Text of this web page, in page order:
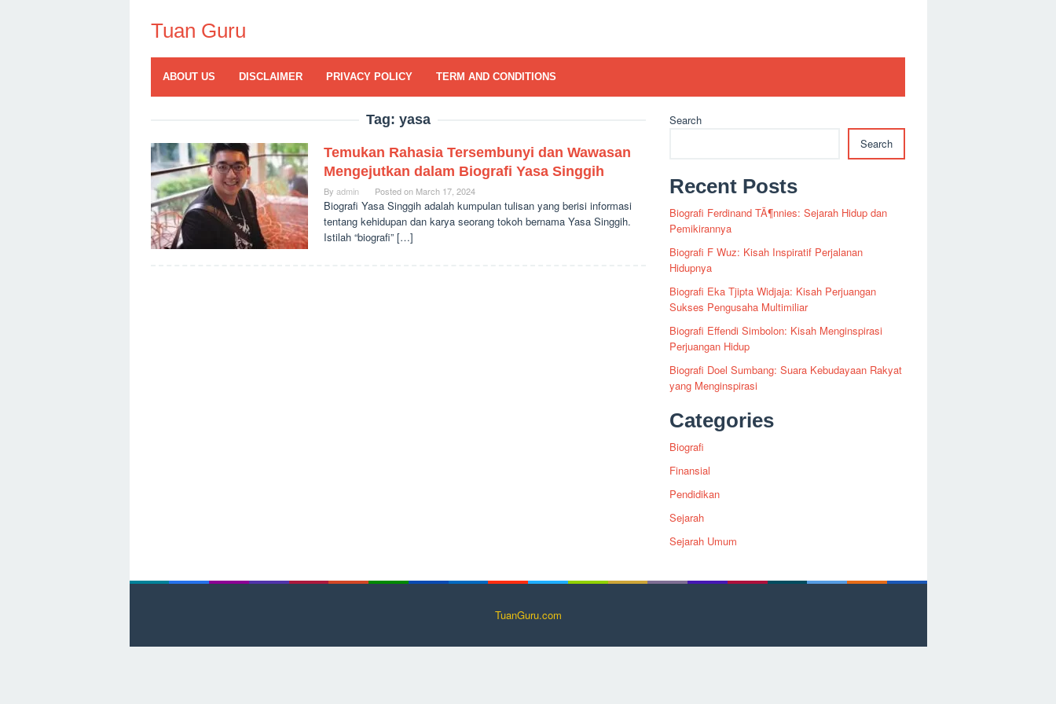
contentTuan Guru
ABOUT US DISCLAIMER PRIVACY POLICY TERM AND CONDITIONS
Tag: yasa
Temukan Rahasia Tersembunyi dan Wawasan
Mengejutkan dalam Biografi Yasa Singgih
By admin Posted on March 17, 2024
Biografi Yasa Singgih adalah kumpulan tulisan yang berisi informasi
tentang kehidupan dan karya seorang tokoh bernama Yasa Singgih.
Istilah “biografi” […]
Search
Search
Recent Posts
Biografi Ferdinand TÃ¶nnies: Sejarah Hidup dan
Pemikirannya
Biografi F Wuz: Kisah Inspiratif Perjalanan
Hidupnya
Biografi Eka Tjipta Widjaja: Kisah Perjuangan
Sukses Pengusaha Multimiliar
Biografi Effendi Simbolon: Kisah Menginspirasi
Perjuangan Hidup
Biografi Doel Sumbang: Suara Kebudayaan Rakyat
yang Menginspirasi
Categories
Biografi
Finansial
Pendidikan
Sejarah
Sejarah Umum
TuanGuru.com